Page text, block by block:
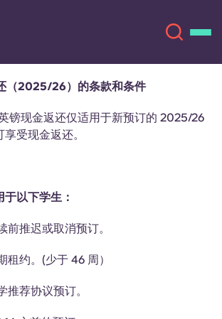
(GB)
Deutsch
French
（2025/26）的条款和条件
镑现金返还仅适用于新预订的 2025/26
受现金返还。
以下学生：
前推迟或取消预订。
租约。(少于 46 周）
推荐协议预订。